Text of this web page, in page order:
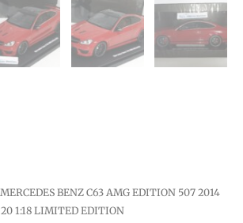
BENZ C63 AMG EDITION 507 2014
1:18 LIMITED EDITION